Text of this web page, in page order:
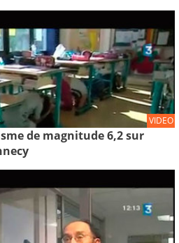
VIDEO
de magnitude 6,2 sur